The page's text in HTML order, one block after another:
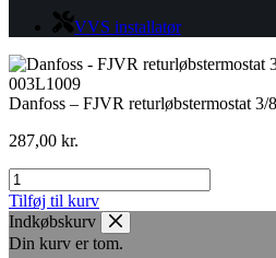
VVS installatør
Danfoss – FJVR returløbstermostat
287,00 kr.
Danfoss
-
FJVR
returløbstermostat
Tilføj til kurv
Indkøbskurv
Din kurv er tom.